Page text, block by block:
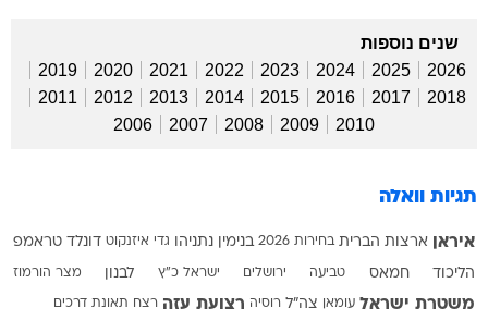
שנים נוספות
2026
2025
2024
2023
2022
2021
2020
2019
2018
2017
2016
2015
2014
2013
2012
2011
2010
2009
2008
2007
2006
תגיות וואלה
איראן ארצות הברית בחירות 2026 בנימין נתניהו גדי איזנקוט דונלד טראמפ
הליכוד חמאס טביעה ירושלים ישראל כ"ץ לבנון מצר הורמוז
משטרת ישראל עומאן צה"ל רוסיה רצועת עזה רצח תאונת דרכים